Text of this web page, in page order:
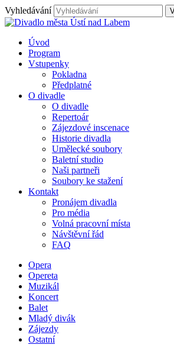
Vyhledávání
Úvod
Program
Vstupenky
Pokladna
Předplatné
O divadle
O divadle
Repertoár
Zájezdové inscenace
Historie divadla
Umělecké soubory
Baletní studio
Naši partneři
Soubory ke stažení
Kontakt
Pronájem divadla
Pro média
Volná pracovní místa
Návštěvní řád
FAQ
Opera
Opereta
Muzikál
Koncert
Balet
Mladý divák
Zájezdy
Ostatní